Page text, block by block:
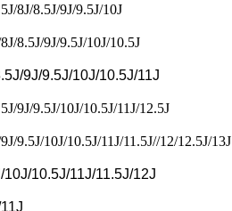
8J/8.5J/9J/9.5J/10J
8.5J/9J/9.5J/10J/10.5J
9J/9.5J/10J/10.5J/11J
9J/9.5J/10J/10.5J/11J/12.5J
9.5J/10J/10.5J/11J/11.5J//12/12.5J/13J
10J/10.5J/11J/11.5J/12J